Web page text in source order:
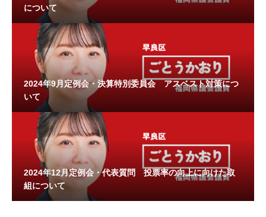
について
2024年9月定例会・決算特別委員会 アスベスト対策につ
いて
2024年12月定例会・代表質問 投票率の向上に向けた取
組について